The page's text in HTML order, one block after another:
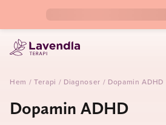
Hem / Terapi / Diagnoser / Dopamin ADHD
Dopamin ADHD